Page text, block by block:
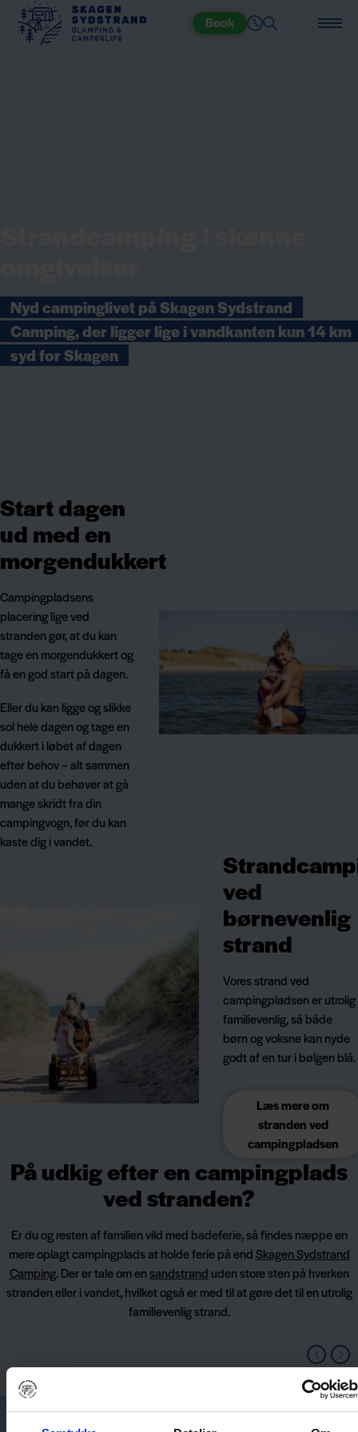
Book
Nyd campinglivet på Skagen Sydstrand
Camping, der ligger lige i vandkanten kun 14 km
syd for Skagen
Start dagen
ud med en
morgendukkert
Campingpladsens
placering lige ved
stranden gør, at du kan
tage en morgendukkert og
få en god start på dagen.
Eller du kan ligge og slikke
sol hele dagen og tage en
dukkert i løbet af dagen
efter behov – alt sammen
uden at du behøver at gå
mange skridt fra din
campingvogn, før du kan
kaste dig i vandet.
ved
børnevenlig
strand
Vores strand ved
campingpladsen er utrolig
familievenlig, så både
børn og voksne kan nyde
godt af en tur i bølgen blå.
Læs mere om
stranden ved
campingpladsen
På udkig efter en campingplads
ved stranden?
Er du og resten af familien vild med badeferie, så findes næppe en
mere oplagt campingplads at holde ferie på end Skagen Sydstrand
Camping. Der er tale om ensandstrand uden store sten på hverken
stranden eller i vandet, hvilket også er med til at gøre det til en utrolig
familievenlig strand.